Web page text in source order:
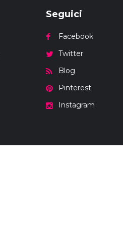
Seguici
Facebook
Twitter
Blog
Pinterest
Instagram